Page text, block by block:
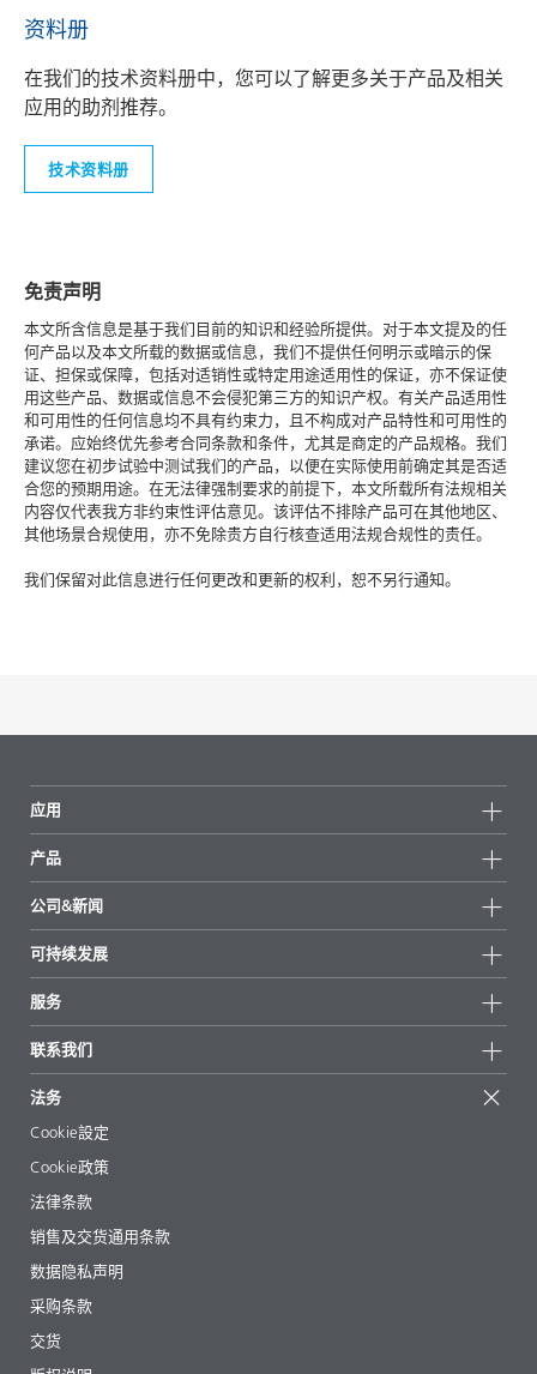
资料册
在我们的技术资料册中，您可以了解更多关于产品及相关
应用的助剂推荐。
技术资料册
免责声明
本文所含信息是基于我们目前的知识和经验所提供。对于本文提及的任
何产品以及本文所载的数据或信息，我们不提供任何明示或暗示的保
证、担保或保障，包括对适销性或特定用途适用性的保证，亦不保证使
用这些产品、数据或信息不会侵犯第三方的知识产权。有关产品适用性
和可用性的任何信息均不具有约束力，且不构成对产品特性和可用性的
承诺。应始终优先参考合同条款和条件，尤其是商定的产品规格。我们
建议您在初步试验中测试我们的产品，以便在实际使用前确定其是否适
合您的预期用途。在无法律强制要求的前提下，本文所载所有法规相关
内容仅代表我方非约束性评估意见。该评估不排除产品可在其他地区、
其他场景合规使用，亦不免除贵方自行核查适用法规合规性的责任。
我们保留对此信息进行任何更改和更新的权利，恕不另行通知。
应用
产品
所有产品
重点推荐
公司&新闻
新闻
新闻和媒体
地区和分销商
展会和活动
可持续发展
可持续产品
成功案例
EcoVadis
认证
服务
起始配方
文章
电子书
法规事务
助剂指南 App
视频
下载
联系我们
法务
Cookie設定
Cookie政策
法律条款
销售及交货通用条款
数据隐私声明
采购条款
交货